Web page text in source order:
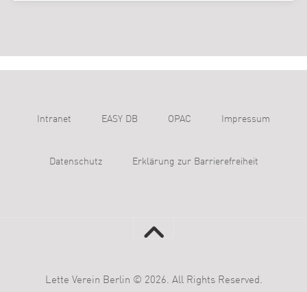
Intranet EASY DB OPAC Impressum
Datenschutz Erklärung zur Barrierefreiheit
Lette Verein Berlin © 2026. All Rights Reserved.